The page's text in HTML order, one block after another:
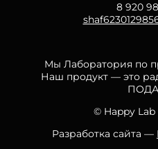
8 920
Мы Лаборатория по
Наш продукт — это
© Happy Lab
Разработка сайта —